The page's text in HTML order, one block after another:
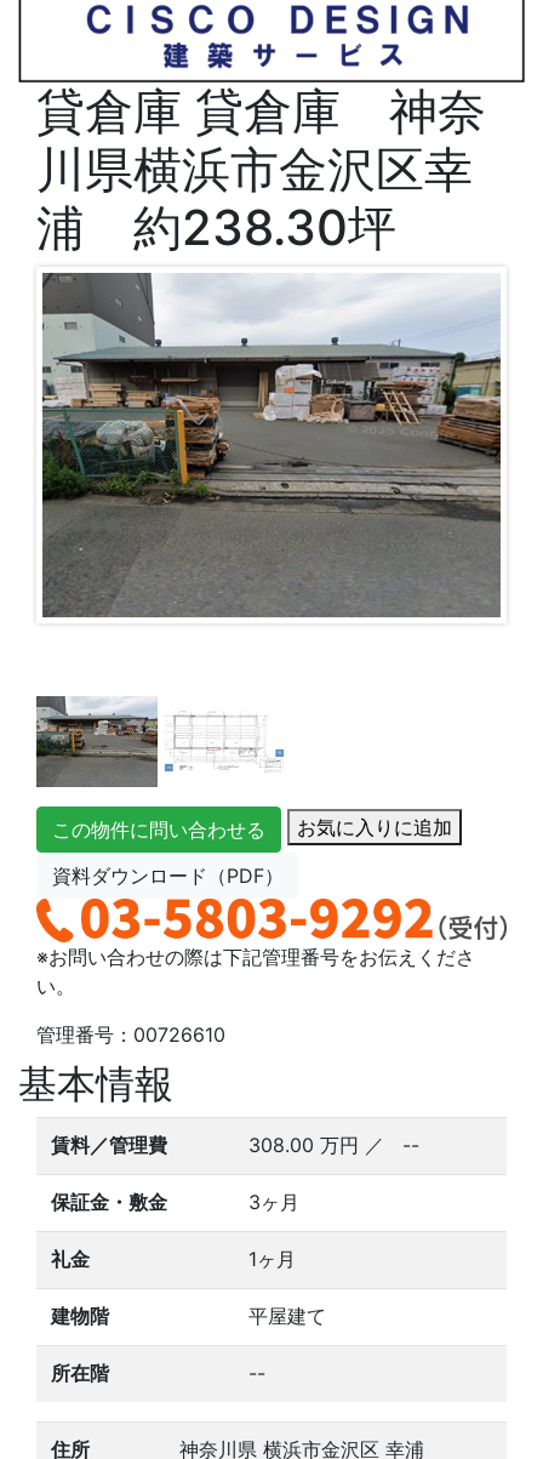
貸倉庫 貸倉庫 神奈
川県横浜市金沢区幸
浦 約238.30坪
この物件に問い合わせる
お気に入りに追加
資料ダウンロード（PDF）
※お問い合わせの際は下記管理番号をお伝えくださ
い。
管理番号：00726610
基本情報
賃料／管理費 308.00 万円 ／ --
保証金・敷金 3ヶ月
礼金 1ヶ月
建物階 平屋建て
所在階 --
住所 神奈川県 横浜市金沢区 幸浦